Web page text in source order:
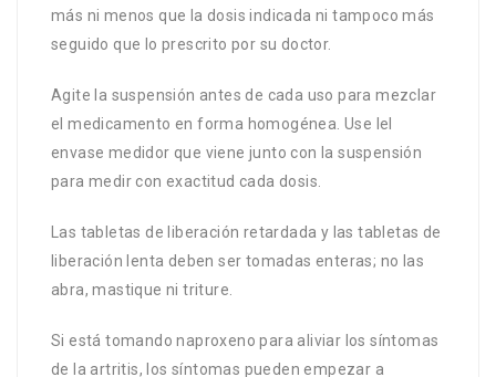
más ni menos que la dosis indicada ni tampoco más
seguido que lo prescrito por su doctor.
Agite la suspensión antes de cada uso para mezclar
el medicamento en forma homogénea. Use lel
envase medidor que viene junto con la suspensión
para medir con exactitud cada dosis.
Las tabletas de liberación retardada y las tabletas de
liberación lenta deben ser tomadas enteras; no las
abra, mastique ni triture.
Si está tomando naproxeno para aliviar los síntomas
de la artritis, los síntomas pueden empezar a